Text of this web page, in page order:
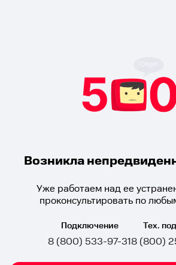
Возникла
Уже работаем над ее
проконсультировать по
Подключение
8 (800) 533-97-31
Тех.
8 (800)